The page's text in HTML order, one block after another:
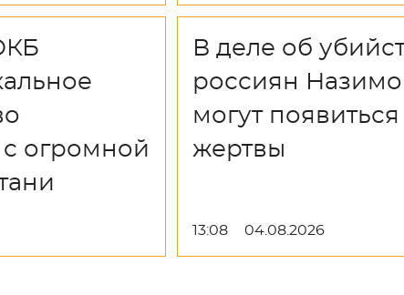
огромной
В деле об
россиян
могут
жертвы
13:08 04.08.2026